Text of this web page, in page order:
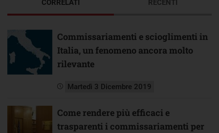
CORRELATI
Commissariamenti e scioglimenti in
Italia, un fenomeno ancora molto
rilevante
Martedì 3 Dicembre 2019
Come rendere più efficaci e
trasparenti i commissariamenti per
RECENTI